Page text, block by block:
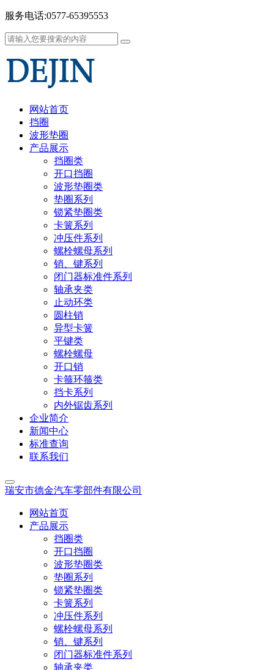
服务电话:0577-65395553
网站首页
挡圈
波形垫圈
产品展示
挡圈类
开口挡圈
波形垫圈类
垫圈系列
锁紧垫圈类
卡簧系列
冲压件系列
螺栓螺母系列
销、键系列
闭门器标准件系列
轴承夹类
止动环类
圆柱销
异型卡簧
平键类
螺栓螺母
开口销
卡箍环箍类
挡卡系列
内外锯齿系列
企业简介
新闻中心
标准查询
联系我们
瑞安市德金汽车零部件有限公司
网站首页
产品展示
挡圈类
开口挡圈
波形垫圈类
垫圈系列
锁紧垫圈类
卡簧系列
冲压件系列
螺栓螺母系列
销、键系列
闭门器标准件系列
轴承夹类